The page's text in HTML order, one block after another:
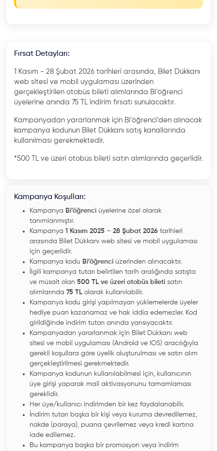
Fırsat Detayları:
1 Kasım - 28 Şubat 2026 tarihleri arasında, Bilet Dükkanı
web sitesi ve mobil uygulaması üzerinden
gerçekleştirilen otobüs bileti alımlarında Bi’öğrenci
üyelerine anında 75 TL indirim fırsatı sunulacaktır.
Kampanyadan yararlanmak için Bi’öğrenci‘den alınacak
kampanya kodunun Bilet Dükkanı satış kanallarında
kullanılması gerekmektedir.
*500 TL ve üzeri otobüs bileti satın alımlarında geçerlidir.
Kampanya Koşulları:
Kampanya Bi’öğrenci üyelerine özel olarak
tanımlanmıştır.
Kampanya 1 Kasım 2025 – 28 Şubat 2026 tarihleri
arasında Bilet Dükkanı web sitesi ve mobil uygulaması
için geçerlidir.
Kampanya kodu Bi’öğrenci üzerinden alınacaktır.
İlgili kampanya tutarı belirtilen tarih aralığında satışta
ve müsait olan 500 TL ve üzeri otobüs bileti satın
alımlarında 75 TL olarak kullanılabilir.
Kampanya kodu girişi yapılmayan yüklemelerde üyeler
hediye puan kazanamaz ve hak iddia edemezler. Kod
girildiğinde indirim tutarı anında yansıyacaktır.
Kampanyadan yararlanmak için Bilet Dükkanı web
sitesi ve mobil uygulaması (Android ve IOS) aracılığıyla
gerekli koşullara göre üyelik oluşturulması ve satın alım
gerçekleştirilmesi gerekmektedir.
Kampanya kodunun kullanılabilmesi için, kullanıcının
üye girişi yaparak mail aktivasyonunu tamamlaması
gereklidir.
Her üye/kullanıcı indirimden bir kez faydalanabilir.
İndirim tutarı başka bir kişi veya kuruma devredilemez,
nakde (paraya), puana çevrilemez veya kredi kartına
iade edilemez.
Bu kampanya başka bir promosyon veya indirim